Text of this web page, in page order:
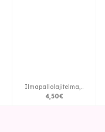
Ilmapallolajitelma,..
4,50€